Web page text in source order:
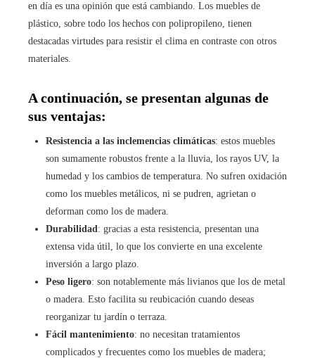
en día es una opinión que está cambiando. Los muebles de
plástico, sobre todo los hechos con polipropileno, tienen
destacadas virtudes para resistir el clima en contraste con otros
materiales.
A continuación, se presentan algunas de
sus ventajas:
Resistencia a las inclemencias climáticas: estos muebles
son sumamente robustos frente a la lluvia, los rayos UV, la
humedad y los cambios de temperatura. No sufren oxidación
como los muebles metálicos, ni se pudren, agrietan o
deforman como los de madera.
Durabilidad: gracias a esta resistencia, presentan una
extensa vida útil, lo que los convierte en una excelente
inversión a largo plazo.
Peso ligero: son notablemente más livianos que los de metal
o madera. Esto facilita su reubicación cuando deseas
reorganizar tu jardín o terraza.
Fácil mantenimiento: no necesitan tratamientos
complicados y frecuentes como los muebles de madera;